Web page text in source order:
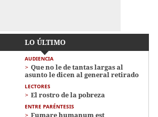
LO ÚLTIMO
AUDIENCIA
Que no le de tantas largas al
asunto le dicen al general retirado
LECTORES
El rostro de la pobreza
ENTRE PARÉNTESIS
Fumare humanum est